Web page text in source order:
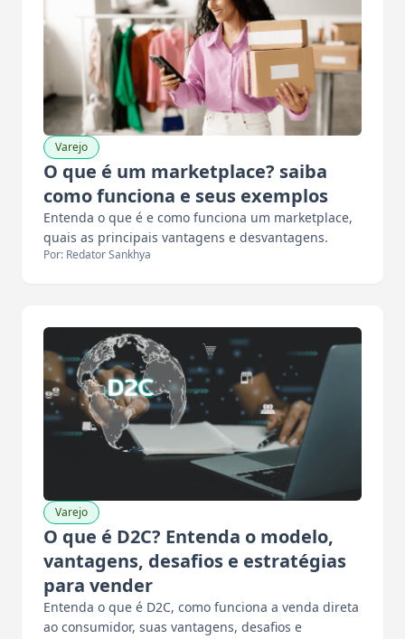
Varejo
O que é um marketplace? saiba
como funciona e seus exemplos
Entenda o que é e como funciona um marketplace,
quais as principais vantagens e desvantagens.
Por: Redator Sankhya
Varejo
O que é D2C? Entenda o modelo,
vantagens, desafios e estratégias
para vender
Entenda o que é D2C, como funciona a venda direta
ao consumidor, suas vantagens, desafios e